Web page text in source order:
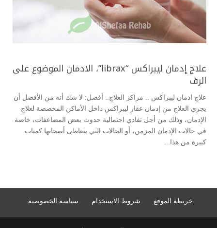
علاج إدمان ليبراكس “librax”، الادمان الموضوع على
الرف
علاج ادمان ليبراكس .. مراكز العلاج.. أفضل: لا شك أنه من الأفضل أن
يجري العلاج من إدمان عقار ليبراكس داخل الأماكن المخصصة لعلاج
الإدمان، وذلك من أجل تفادي احتمالية حدوث بعض المضاعفات، خاصة
في حالات الإدمان المزمن، أو الحالات التي يتعاطى أصحابها كميات
كبيرة من هذا...
خريطة الموقع شروط الاستخدام سياسة الخصوصية